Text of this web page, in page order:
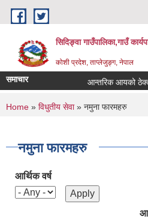
Skip to main content
सिदिङ्वा गाउँपालिका,गाउँ
कोशी प्रदेश, ताप्लेजुङ्ग, नेपाल
समाचार आन्तरिक आयको ठेक्का
You are here
Home » विधुतीय सेवा» नमुना फारमहरु
नमुना फारमहरु
आर्थिक वर्ष
आ